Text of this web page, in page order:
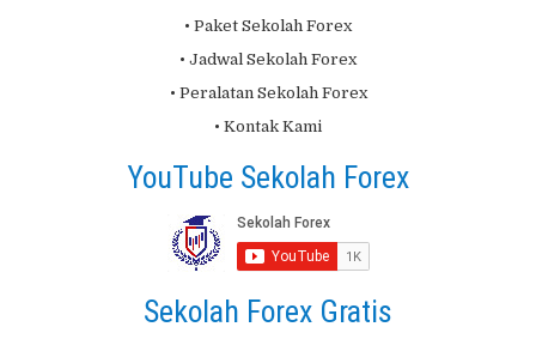
• Paket Sekolah Forex
• Jadwal Sekolah Forex
• Peralatan Sekolah Forex
• Kontak Kami
YouTube Sekolah Forex
Sekolah Forex Gratis